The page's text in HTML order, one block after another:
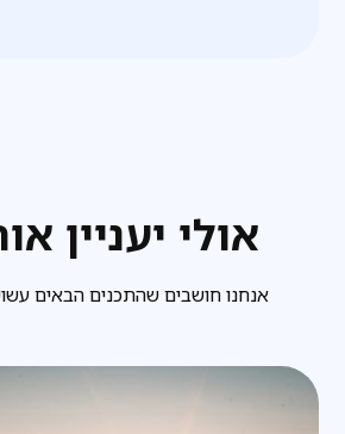
אולי יעניין
אנחנו חושבים שהתכנים הבאים